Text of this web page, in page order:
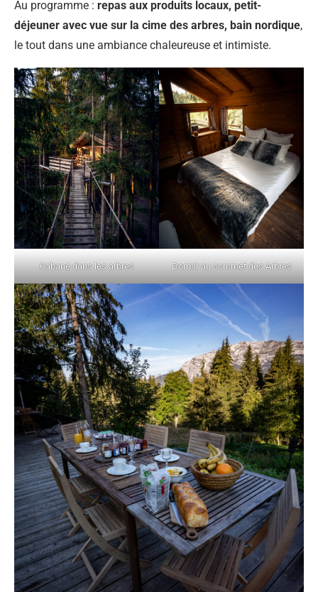
Au programme : repas aux produits locaux, petit-
déjeuner avec vue sur la cime des arbres, bain nordique,
le tout dans une ambiance chaleureuse et intimiste.
Cabane dans les arbres Dormir au sommet des Arbres